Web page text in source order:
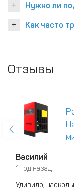
Нужно ли
Как часто
Отзывы
Василий
1 год назад
Удивило,